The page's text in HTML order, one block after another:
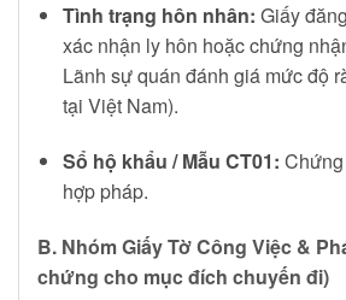
Tình trạng hôn nhân: Giấy
xác nhận ly hôn hoặc chứng
Lãnh sự quán đánh giá mức độ
tại Việt Nam).
Sổ hộ khẩu / Mẫu CT01:
hợp pháp.
B. Nhóm Giấy Tờ Công Việc &
chứng cho mục đích chuyến đi)